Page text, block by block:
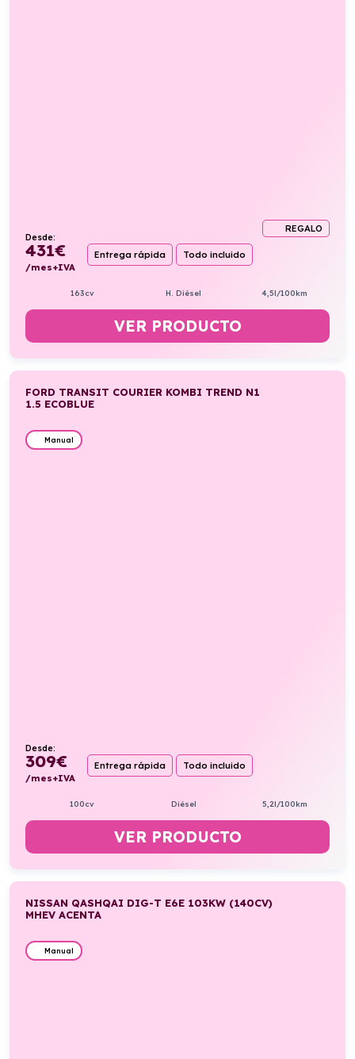
REGALO
Desde:
431€
/mes+IVA
Entrega rápida Todo incluido
163cv H. Diésel 4,5l/100km
VER PRODUCTO
FORD TRANSIT COURIER KOMBI TREND N1
1.5 ECOBLUE
Manual
Desde:
309€
/mes+IVA
Entrega rápida Todo incluido
100cv Diésel 5,2l/100km
VER PRODUCTO
NISSAN QASHQAI DIG-T E6E 103KW (140CV)
MHEV ACENTA
Manual